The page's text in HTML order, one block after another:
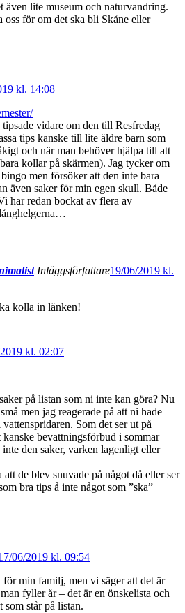
även lite museum och naturvandring.
oss för om det ska bli Skåne eller
kl. 14:08
vidare om den till Resfredag
tips kanske till lite äldre barn som
och när man behöver hjälpa till att
kollar på skärmen). Jag tycker om
men försöker att den inte bara
även saker för min egen skull. Både
har redan bockat av flera av
Inläggsförfattare19/06/2019 kl.
kolla in länken!
kl. 02:07
på listan som ni inte kan göra? Nu
men jag reagerade på att ni hade
Som det ser ut på
bevattningsförbud i sommar
den saker, varken lagenligt eller
att de blev snuvade på något då eller ser
bra tips å inte något som ”ska”
06/2019 kl. 09:54
för min familj, men vi säger att det är
fyller år – det är en önskelista och
som står på listan.